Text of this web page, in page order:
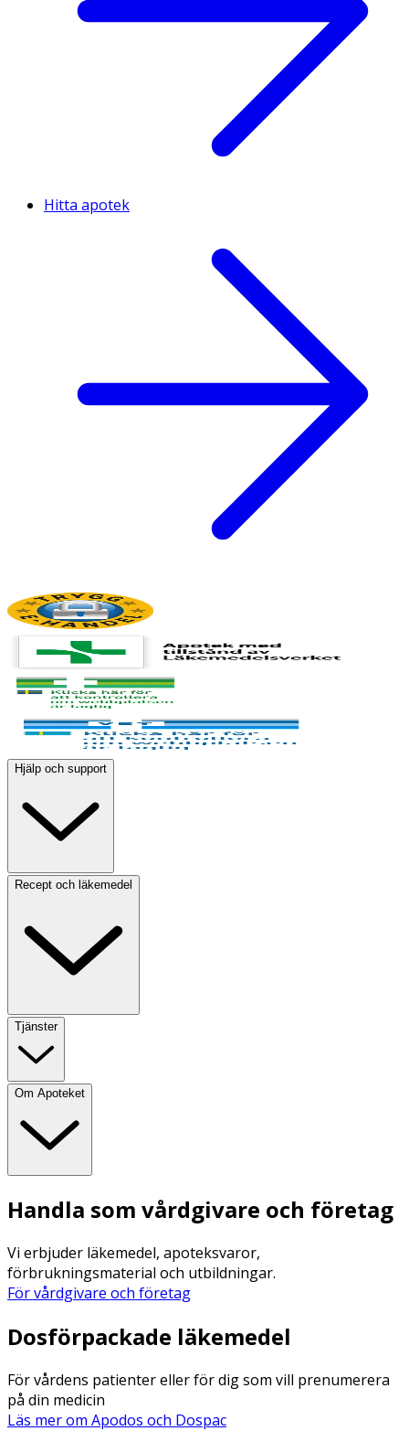
Hitta apotek
Hjälp och support
Recept och läkemedel
Tjänster
Om Apoteket
Handla som vårdgivare och företag
Vi erbjuder läkemedel, apoteksvaror,
förbrukningsmaterial och utbildningar.
För vårdgivare och företag
Dosförpackade läkemedel
För vårdens patienter eller för dig som vill prenumerera
på din medicin
Läs mer om Apodos och Dospac